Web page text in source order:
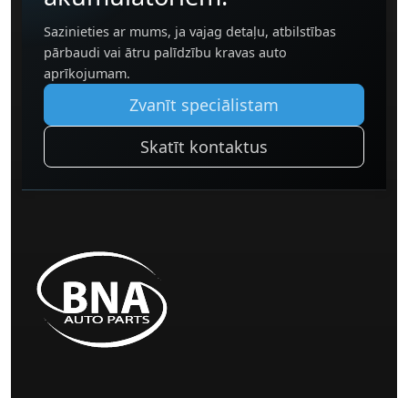
Sazinieties ar mums, ja vajag detaļu, atbilstības
pārbaudi vai ātru palīdzību kravas auto
aprīkojumam.
Zvanīt speciālistam
Skatīt kontaktus